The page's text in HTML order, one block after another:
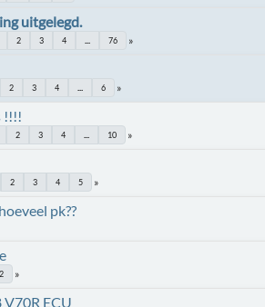
uitgelegd.
2 3 4 76
2 3 4 6
!!!!
2 3 4 10
2 3 4 5
pk??
2
ECU